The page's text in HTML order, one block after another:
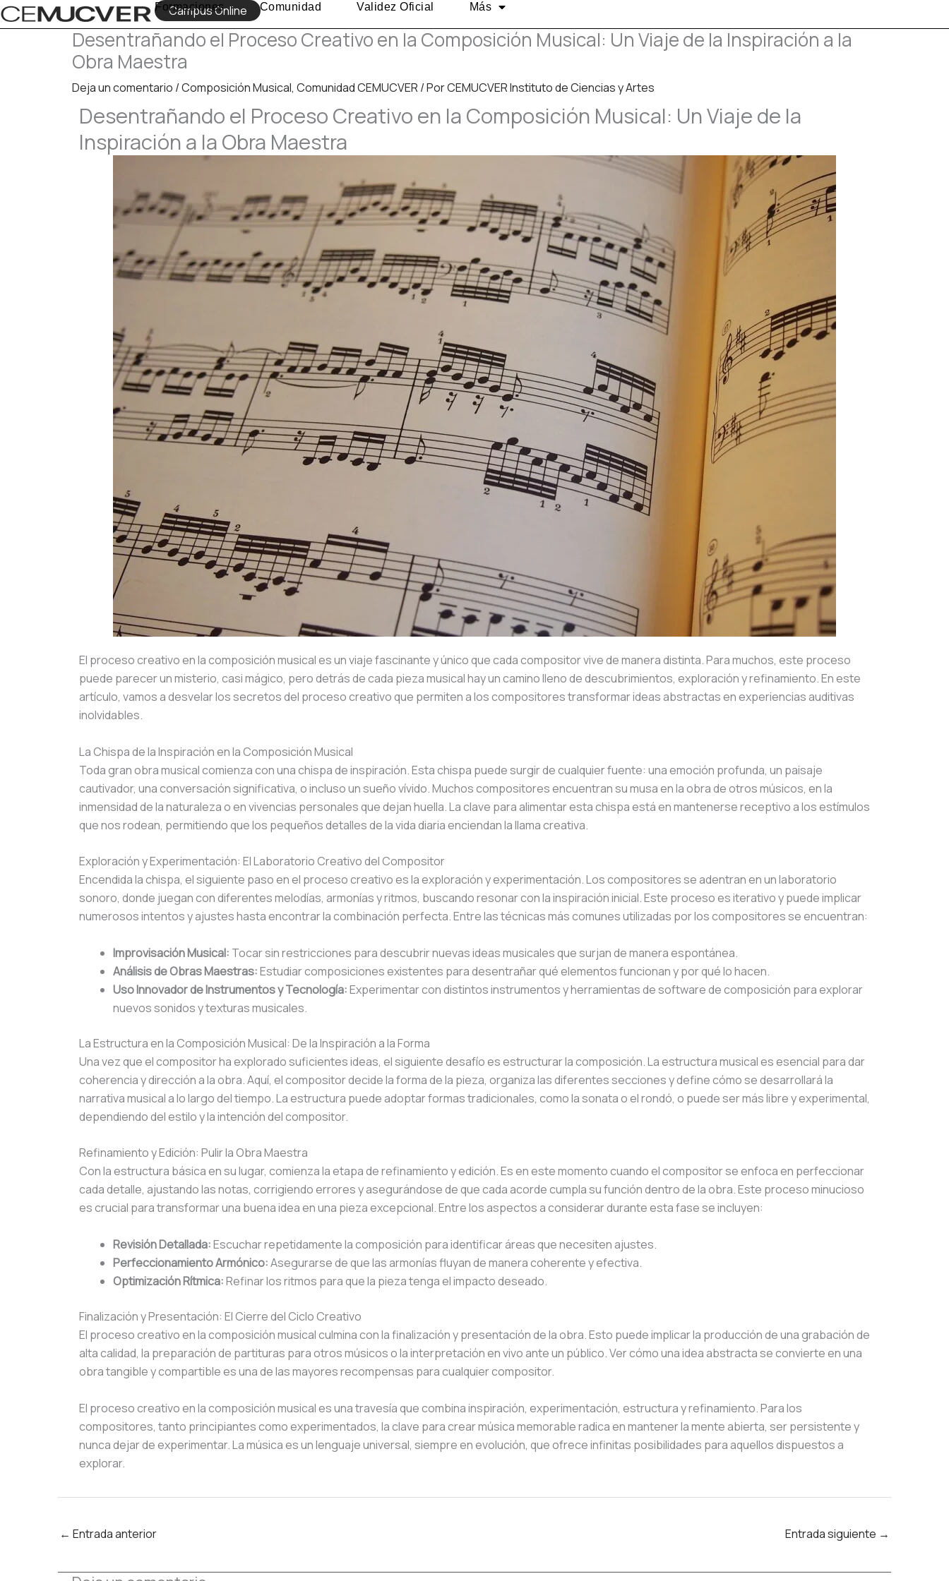
Ir
al
Formaciones Comunidad Validez Oficial Más
Campus Online
Desentrañando el Proceso Creativo en la Composición Musical: Un Viaje de la Inspiración a la
Obra Maestra
Deja un comentario /Composición Musical, Comunidad CEMUCVER / PorCEMUCVER Instituto de Ciencias y Artes
Desentrañando el Proceso Creativo en la Composición Musical: Un Viaje de la
Inspiración a la Obra Maestra
El proceso creativo en la composición musical es un viaje fascinante y único que cada compositor vive de manera distinta. Para muchos, este proceso
puede parecer un misterio, casi mágico, pero detrás de cada pieza musical hay un camino lleno de descubrimientos, exploración y refinamiento. En este
artículo, vamos a desvelar los secretos del proceso creativo que permiten a los compositores transformar ideas abstractas en experiencias auditivas
inolvidables.
La Chispa de la Inspiración en la Composición Musical
Toda gran obra musical comienza con una chispa de inspiración. Esta chispa puede surgir de cualquier fuente: una emoción profunda, un paisaje
cautivador, una conversación significativa, o incluso un sueño vívido. Muchos compositores encuentran su musa en la obra de otros músicos, en la
inmensidad de la naturaleza o en vivencias personales que dejan huella. La clave para alimentar esta chispa está en mantenerse receptivo a los estímulos
que nos rodean, permitiendo que los pequeños detalles de la vida diaria enciendan la llama creativa.
Exploración y Experimentación: El Laboratorio Creativo del Compositor
Encendida la chispa, el siguiente paso en el proceso creativo es la exploración y experimentación. Los compositores se adentran en un laboratorio
sonoro, donde juegan con diferentes melodías, armonías y ritmos, buscando resonar con la inspiración inicial. Este proceso es iterativo y puede implicar
numerosos intentos y ajustes hasta encontrar la combinación perfecta. Entre las técnicas más comunes utilizadas por los compositores se encuentran:
Improvisación Musical: Tocar sin restricciones para descubrir nuevas ideas musicales que surjan de manera espontánea.
Análisis de Obras Maestras:Estudiar composiciones existentes para desentrañar qué elementos funcionan y por qué lo hacen.
Uso Innovador de Instrumentos y Tecnología:Experimentar con distintos instrumentos y herramientas de software de composición para explorar
nuevos sonidos y texturas musicales.
La Estructura en la Composición Musical: De la Inspiración a la Forma
Una vez que el compositor ha explorado suficientes ideas, el siguiente desafío es estructurar la composición. La estructura musical es esencial para dar
coherencia y dirección a la obra. Aquí, el compositor decide la forma de la pieza, organiza las diferentes secciones y define cómo se desarrollará la
narrativa musical a lo largo del tiempo. La estructura puede adoptar formas tradicionales, como la sonata o el rondó, o puede ser más libre y experimental,
dependiendo del estilo y la intención del compositor.
Refinamiento y Edición: Pulir la Obra Maestra
Con la estructura básica en su lugar, comienza la etapa de refinamiento y edición. Es en este momento cuando el compositor se enfoca en perfeccionar
cada detalle, ajustando las notas, corrigiendo errores y asegurándose de que cada acorde cumpla su función dentro de la obra. Este proceso minucioso
es crucial para transformar una buena idea en una pieza excepcional. Entre los aspectos a considerar durante esta fase se incluyen:
Revisión Detallada:Escuchar repetidamente la composición para identificar áreas que necesiten ajustes.
Perfeccionamiento Armónico:Asegurarse de que las armonías fluyan de manera coherente y efectiva.
Optimización Rítmica:Refinar los ritmos para que la pieza tenga el impacto deseado.
Finalización y Presentación: El Cierre del Ciclo Creativo
El proceso creativo en la composición musical culmina con la finalización y presentación de la obra. Esto puede implicar la producción de una grabación de
alta calidad, la preparación de partituras para otros músicos o la interpretación en vivo ante un público. Ver cómo una idea abstracta se convierte en una
obra tangible y compartible es una de las mayores recompensas para cualquier compositor.
El proceso creativo en la composición musical es una travesía que combina inspiración, experimentación, estructura y refinamiento. Para los
compositores, tanto principiantes como experimentados, la clave para crear música memorable radica en mantener la mente abierta, ser persistente y
nunca dejar de experimentar. La música es un lenguaje universal, siempre en evolución, que ofrece infinitas posibilidades para aquellos dispuestos a
explorar.
← Entrada anterior Entrada siguiente →